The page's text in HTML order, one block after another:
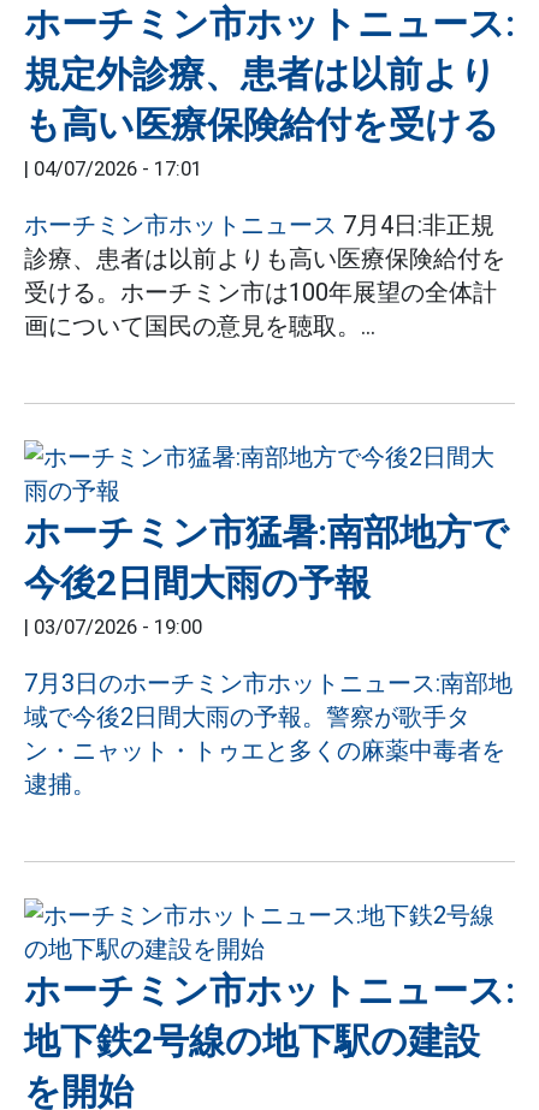
ホーチミン市ホットニュース:
規定外診療、患者は以前より
も高い医療保険給付を受ける
| 04/07/2026 - 17:01
ホーチミン市ホットニュース 7月4日:非正規
診療、患者は以前よりも高い医療保険給付を
受ける。ホーチミン市は100年展望の全体計
画について国民の意見を聴取。...
ホーチミン市猛暑:南部地方で
今後2日間大雨の予報
| 03/07/2026 - 19:00
7月3日のホーチミン市ホットニュース:南部地
域で今後2日間大雨の予報。警察が歌手タ
ン・ニャット・トゥエと多くの麻薬中毒者を
逮捕。
ホーチミン市ホットニュース:
地下鉄2号線の地下駅の建設
を開始